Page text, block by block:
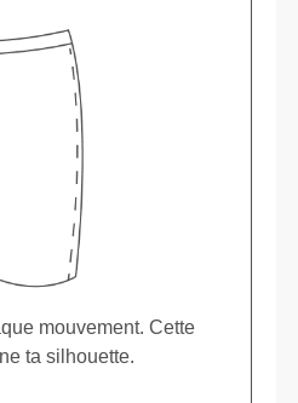
mouvement. Cette
ta silhouette.